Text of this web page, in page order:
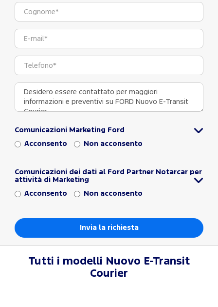
Comunicazioni Marketing Ford
Acconsento Non acconsento
Comunicazioni dei dati al Ford Partner Notarcar per
attività di Marketing
Acconsento Non acconsento
Tutti i modelli Nuovo E-Transit
Courier